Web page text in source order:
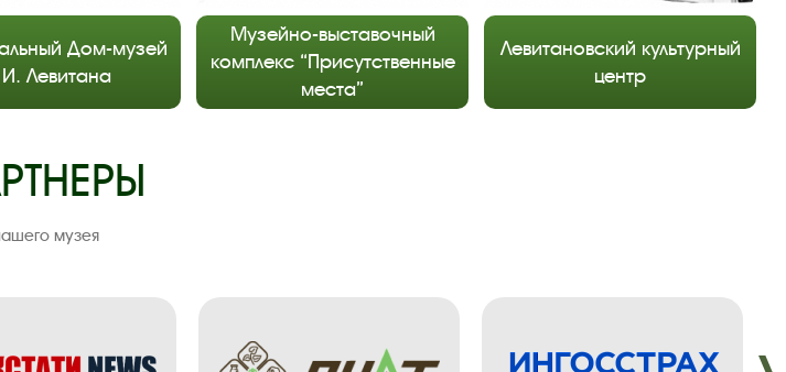
Дом-музей
Левитана
Музейно-выставочный
комплекс “Присутственные
места”
Левитановский культурный
центр
музея